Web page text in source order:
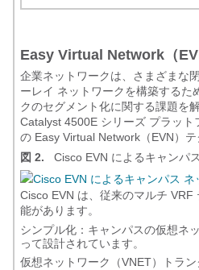
Easy Virtual Network（
企業ネットワークは、さまざまな
ーレイ ネットワークを構築する
クのセグメント化に関する課題を
Catalyst 4500E シリーズ プラッ
の Easy Virtual Network（EVN）
図 2. Cisco EVN によるキャンパ
Cisco EVN は、従来のマルチ
能があります。
シンプル化：キャンパスの仮想ネ
って設計されています。
仮想ネットワーク（VNET）トラ